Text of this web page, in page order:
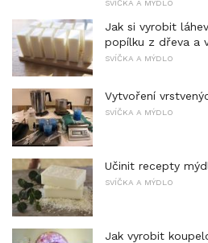
SVÍČKA A MÝDLO
Jak si vyrobit
popílku z dřeva a
SVÍČKA A MÝDLO
Vytvoření
SVÍČKA A MÝDLO
Učinit recepty
SVÍČKA A MÝDLO
Jak vyrobit